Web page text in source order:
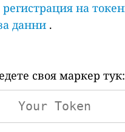
регистрация на
данни .
своя маркер тук: